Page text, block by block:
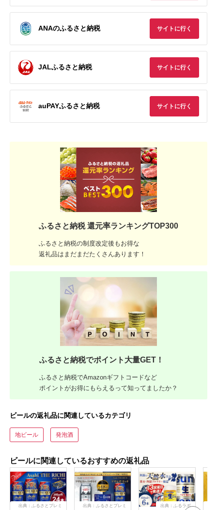
ANAのふるさと納税 サイトに行く
JALふるさと納税 サイトに行く
auPAYふるさと納税 サイトに行く
ふるさと納税 還元率ランキングTOP300
ふるさと納税の制度改定後もお得な
返礼品はまだまだたくさんあります！
ふるさと納税でポイント大量GET！
ふるさと納税でAmazonギフトコードなど
ポイントがお得にもらえるって知ってましたか？
ビールの返礼品に関連しているカテゴリ
地ビール 発泡酒
ビールに関連しているおすすめの返礼品
出典：ふるさとプレミ
出典：ふるさとプレミ
出典：ふるラボ